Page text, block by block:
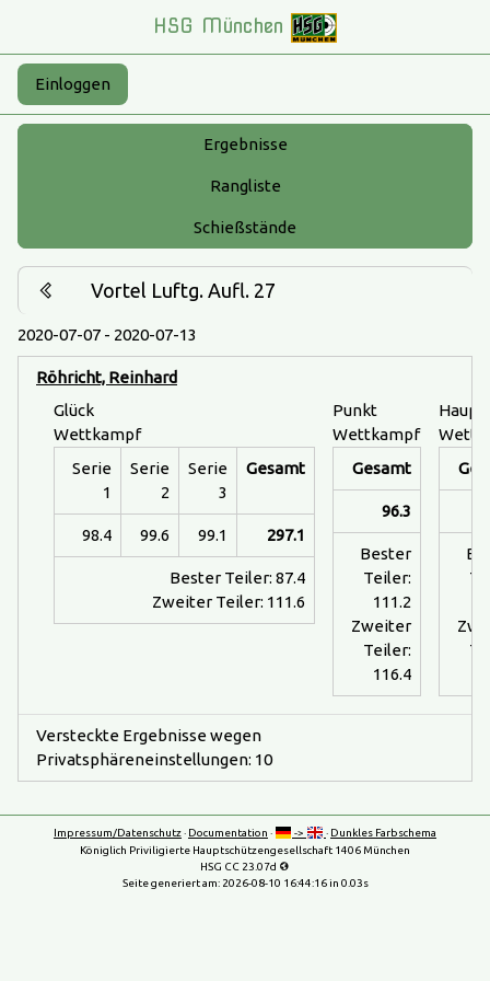
HSG München
Einloggen
Ergebnisse
Rangliste
Schießstände
Vortel Luftg. Aufl. 27
2020-07-07 - 2020-07-13
Röhricht, Reinhard
Glück
Wettkampf
Serie
1
Serie
2
Serie
3
Gesamt
98.4 99.6 99.1 297.1
Bester Teiler: 87.4
Zweiter Teiler: 111.6
Punkt
Wettkampf
Gesamt
96.3
Bester
Teiler:
111.2
Zweiter
Teiler:
116.4
Haupt
Versteckte Ergebnisse wegen
Privatsphäreneinstellungen: 10
Impressum/Datenschutz· Documentation · -> · Dunkles Farbschema
Königlich Priviligierte Hauptschützengesellschaft 1406 München
HSG CC 23.07d
Seite generiert am: 2026-08-10 16:44:16in 0.03s